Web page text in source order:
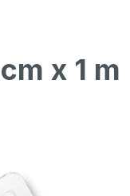
x 1 m